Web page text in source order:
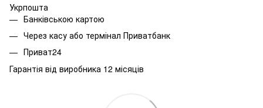
Укрпошта
Банківською картою
Через касу або термінал Приватбанк
Приват24
Гарантія від виробника 12 місяців